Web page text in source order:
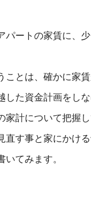
ートの家賃に、
ことは、確かに家
た資金計画をしな
計について把握
す事と家にかけ
てみます。